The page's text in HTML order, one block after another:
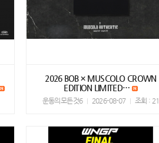
2026 BOB × MUSCOLO CROWN
EDITION LIMITED…
운동의모든것6 2026-08-07 조회 : 21